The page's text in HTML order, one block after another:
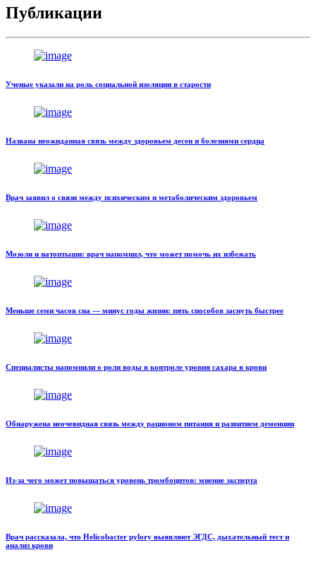
Публикации
Ученые указали на роль социальной изоляции в старости
Названа неожиданная связь между здоровьем десен и болезнями сердца
Врач заявил о связи между психическим и метаболическим здоровьем
Мозоли и натоптыши: врач напомнил, что может помочь их избежать
Меньше семи часов сна — минус годы жизни: пять способов заснуть быстрее
Специалисты напомнили о роли воды в контроле уровня сахара в крови
Обнаружена неочевидная связь между рационом питания и развитием деменции
Из-за чего может повышаться уровень тромбоцитов: мнение эксперта
Врач рассказала, что Helicobacter pylory выявляют ЭГДС, дыхательный тест и
анализ крови